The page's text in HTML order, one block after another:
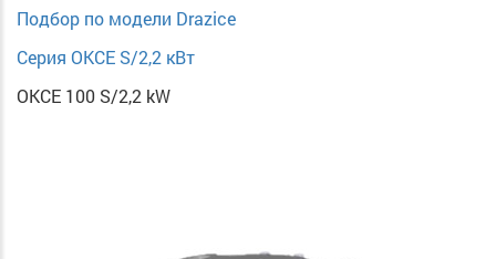
Подбор по модели Drazice
Серия OKCE S/2,2 кВт
OKCE 100 S/2,2 kW